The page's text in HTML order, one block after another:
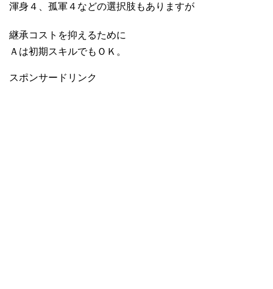
渾身４、孤軍４などの選択肢もありますが
継承コストを抑えるために
Ａは初期スキルでもＯＫ。
スポンサードリンク